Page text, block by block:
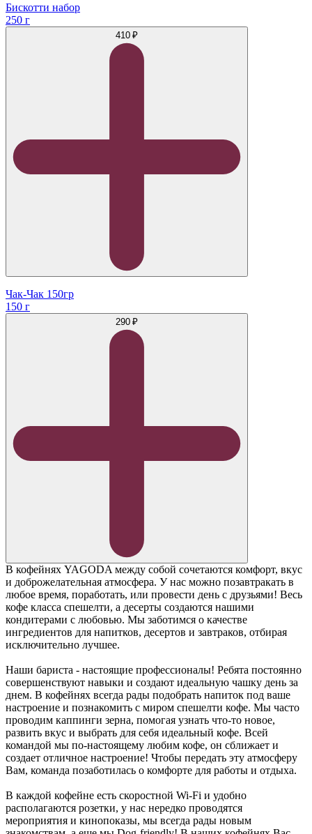
Бискотти набор
250 г
410 ₽
Чак-Чак 150гр
150 г
290 ₽
В кофейнях YAGODA между собой сочетаются комфорт, вкус
и доброжелательная атмосфера. У нас можно позавтракать в
любое время, поработать, или провести день с друзьями! Весь
кофе класса спешелти, а десерты создаются нашими
кондитерами с любовью. Мы заботимся о качестве
ингредиентов для напитков, десертов и завтраков, отбирая
исключительно лучшее.
Наши бариста - настоящие профессионалы! Ребята постоянно
совершенствуют навыки и создают идеальную чашку день за
днем. В кофейнях всегда рады подобрать напиток под ваше
настроение и познакомить с миром спешелти кофе. Мы часто
проводим каппинги зерна, помогая узнать что-то новое,
развить вкус и выбрать для себя идеальный кофе. Всей
командой мы по-настоящему любим кофе, он сближает и
создает отличное настроение! Чтобы передать эту атмосферу
Вам, команда позаботилась о комфорте для работы и отдыха.
В каждой кофейне есть скоростной Wi-Fi и удобно
располагаются розетки, у нас нередко проводятся
мероприятия и кинопоказы, мы всегда рады новым